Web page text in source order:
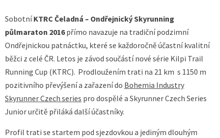
SobotníKTRC Čeladná – Ondřejnický Skyrunning
půlmaraton 2016přímo navazuje na tradiční podzimní
Ondřejnickou patnáctku, které se každoročně účastní kvalitní
běžci z celé ČR. Letos je závod součástí nové série Kilpi Trail
Running Cup (KTRC). Prodloužením trati na 21 km s 1150 m
pozitivního převýšení a zařazení do Bohemia Industry
Skyrunner Czech series pro dospělé a Skyrunner Czech Series
Junior určitě přiláká další účastníky.
Profil trati se startem pod sjezdovkou a jediným dlouhým